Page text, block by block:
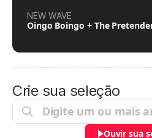
NEW WAVE
Oingo Boingo + The
Crie sua seleção
Ouvir sua